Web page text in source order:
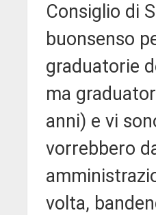
Consiglio di
buonsenso
graduatorie
ma
anni) e vi
vorrebbero
volta,